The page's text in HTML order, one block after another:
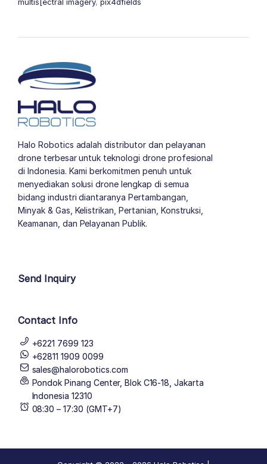
Halo Robotics adalah distributor dan pelayanan
drone terbesar untuk teknologi drone profesional
di Indonesia. Kami berkomitmen penuh untuk
menyediakan solusi drone lengkap di semua
bidang industri diantaranya Pertambangan,
Minyak & Gas, Kelistrikan, Pertanian, Konstruksi,
Keamanan, dan Pelayanan Publik.
Send Inquiry
Contact Info
+6221 7699 123
+62811 1909 0099
sales@halorobotics.com
Pondok Pinang Center, Blok C16-18, Jakarta
Indonesia 12310
08:30 – 17:30 (GMT+7)